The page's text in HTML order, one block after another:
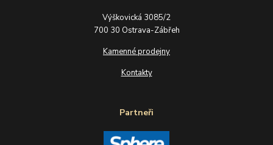
Výškovická 3085/2
700 30 Ostrava-Zábřeh
Kamenné prodejny
Kontakty
Partneři